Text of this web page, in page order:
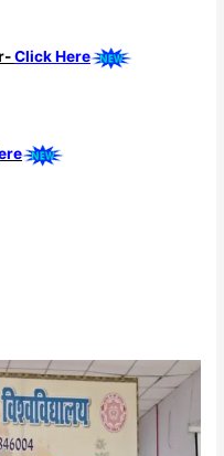
Click Here